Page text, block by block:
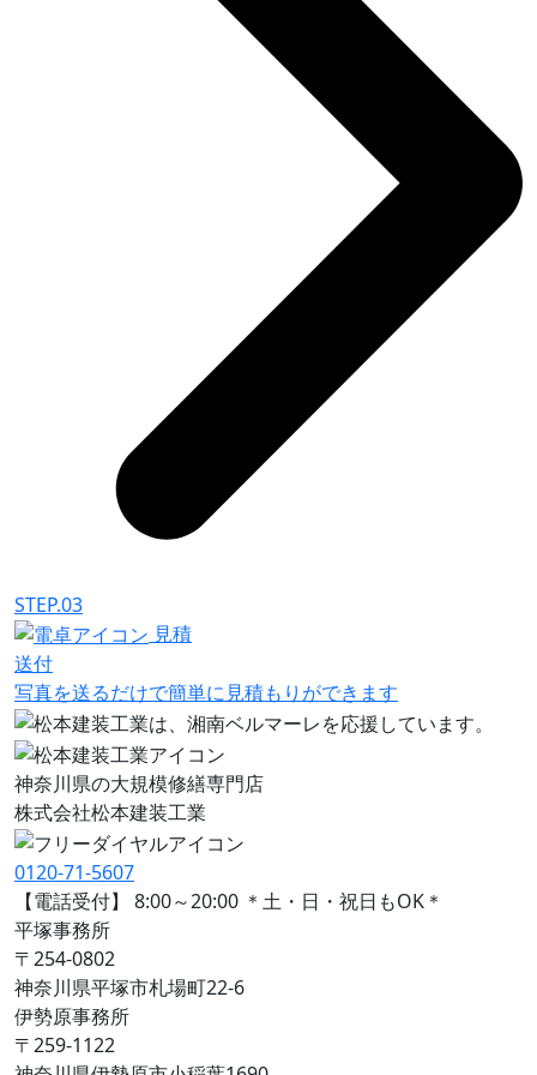
STEP.03
見積
送付
写真を送るだけで簡単に見積もりができます
神奈川県の大規模修繕専門店
株式会社松本建装工業
0120-71-5607
【電話受付】 8:00～20:00 ＊土・日・祝日もOK＊
平塚事務所
〒254-0802
神奈川県平塚市札場町22-6
伊勢原事務所
〒259-1122